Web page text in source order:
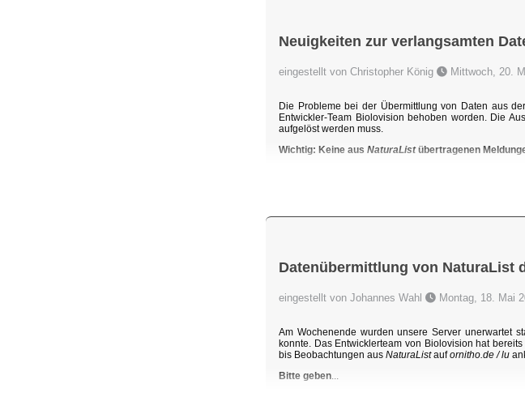
Neuigkeiten zur verlangsamten
eingestellt von Christopher König Mittwoch, 20.
Die Probleme bei der Übermittlung von Daten aus der
Entwickler-Team Biolovision behoben worden. Die
aufgelöst werden muss.
Wichtig: Keine aus NaturaListübertragenen
Datenübermittlung von NaturaList
eingestellt von Johannes Wahl Montag, 18. Mai
Am Wochenende wurden unsere Server unerwartet
konnte. Das Entwicklerteam von Biolovision hat
bis Beobachtungen aus NaturaListaufornitho.de / lu
Bitte geben...